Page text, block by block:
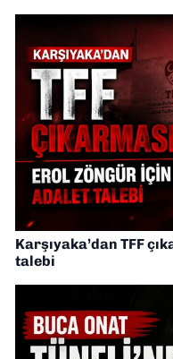
Karşıyaka’dan TFF
talebi